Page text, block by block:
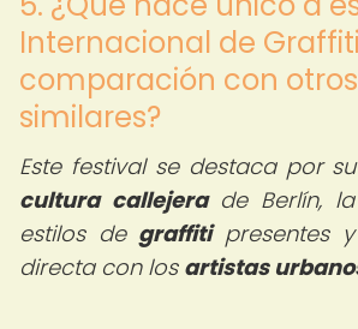
Internacional de
comparación con
similares?
Este festival se destaca por
cultura callejerade Berlín,
estilos de graffitipresentes
directa con los artistas